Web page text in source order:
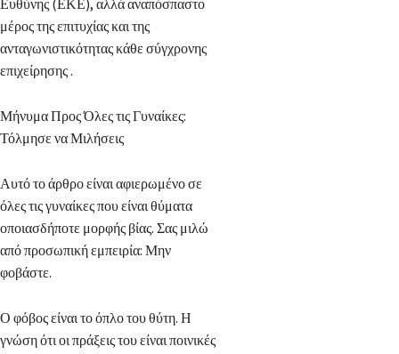
μέρος της επιτυχίας και της
ανταγωνιστικότητας κάθε σύγχρονης
επιχείρησης .
Μήνυμα Προς Όλες τις Γυναίκες:
Τόλμησε να Μιλήσεις
Αυτό το άρθρο είναι αφιερωμένο σε
όλες τις γυναίκες που είναι θύματα
οποιασδήποτε μορφής βίας. Σας μιλώ
από προσωπική εμπειρία: Μην
φοβάστε.
Ο φόβος είναι το όπλο του θύτη. Η
γνώση ότι οι πράξεις του είναι ποινικές